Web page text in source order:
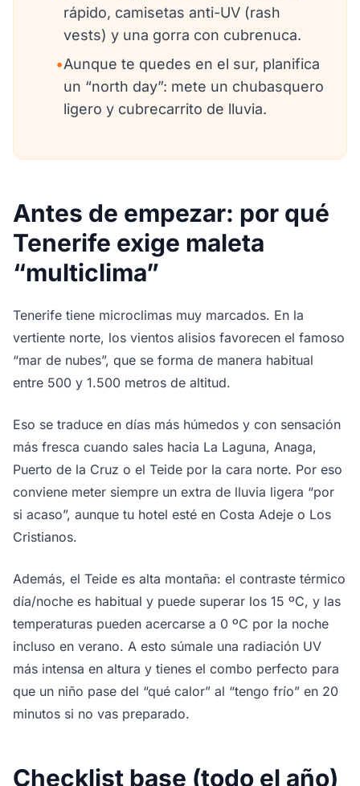
rápido, camisetas anti-UV (rash
vests) y una gorra con cubrenuca.
•Aunque te quedes en el sur, planifica
un “north day”: mete un chubasquero
ligero y cubrecarrito de lluvia.
Antes de empezar: por qué
Tenerife exige maleta
“multiclima”
Tenerife tiene microclimas muy marcados. En la
vertiente norte, los vientos alisios favorecen el famoso
“mar de nubes”, que se forma de manera habitual
entre 500 y 1.500 metros de altitud.
Eso se traduce en días más húmedos y con sensación
más fresca cuando sales hacia La Laguna, Anaga,
Puerto de la Cruz o el Teide por la cara norte. Por eso
conviene meter siempre un extra de lluvia ligera “por
si acaso”, aunque tu hotel esté en Costa Adeje o Los
Cristianos.
Además, el Teide es alta montaña: el contraste térmico
día/noche es habitual y puede superar los 15 ºC, y las
temperaturas pueden acercarse a 0 ºC por la noche
incluso en verano. A esto súmale una radiación UV
más intensa en altura y tienes el combo perfecto para
que un niño pase del “qué calor” al “tengo frío” en 20
minutos si no vas preparado.
Checklist base (todo el año)